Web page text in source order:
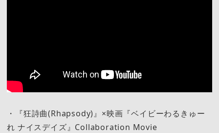
・『狂詩曲(Rhapsody)』×映画『ベイビーわるきゅー
れ ナイスデイズ』Collaboration Movie